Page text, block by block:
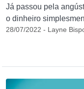
Já passou pela
o dinheiro
28/07/2022 - Layne